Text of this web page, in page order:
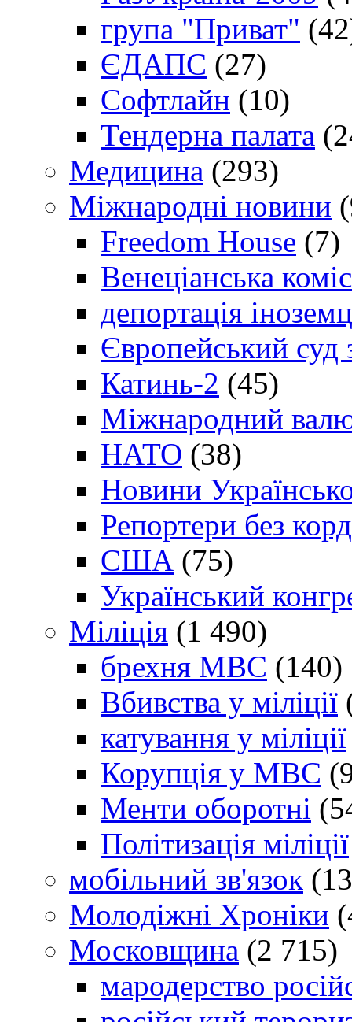
група "Приват"
ЄДАПС (27)
Софтлайн (10)
Тендерна палата
Медицина (293)
Міжнародні новини
Freedom House (7)
Венеціанська
депортація
Європейський
Катинь-2 (45)
Міжнародний
НАТО (38)
Новини
Репортери без
США (75)
Український
Міліція (1 490)
брехня МВС (140)
Вбивства у міліції
катування у міліції
Корупція у МВС
Менти оборотні
Політизація міліції
мобільний зв'язок
Молодіжні Хроніки
Московщина (2 715)
мародерство